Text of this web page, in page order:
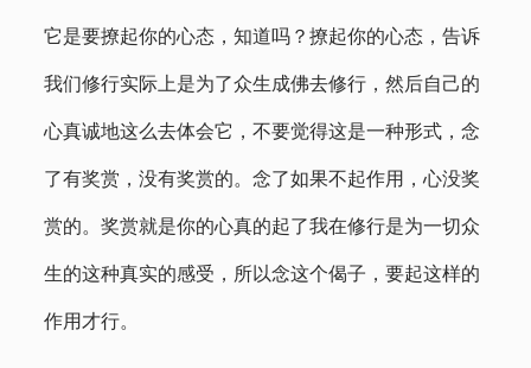
它是要撩起你的心态，知道吗？撩起你的心态，告诉
我们修行实际上是为了众生成佛去修行，然后自己的
心真诚地这么去体会它，不要觉得这是一种形式，念
了有奖赏，没有奖赏的。念了如果不起作用，心没奖
赏的。奖赏就是你的心真的起了我在修行是为一切众
生的这种真实的感受，所以念这个偈子，要起这样的
作用才行。